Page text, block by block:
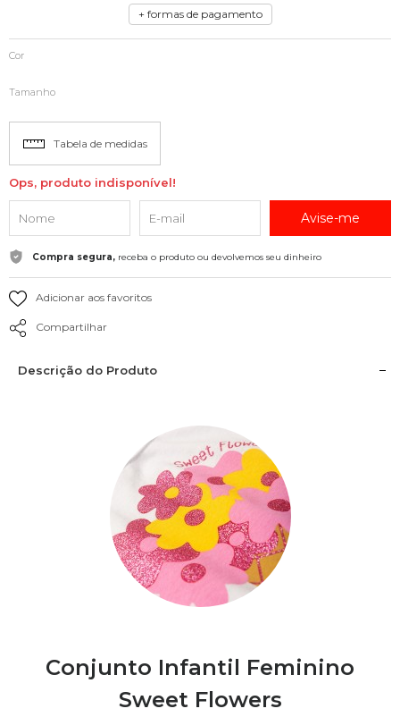
+ formas de pagamento
Cor
Tamanho
Tabela de medidas
Ops, produto indisponível!
Avise-me
Compra segura, receba o produto ou devolvemos seu dinheiro
Adicionar aos favoritos
Compartilhar
Descrição do Produto
Conjunto Infantil Feminino
Sweet Flowers